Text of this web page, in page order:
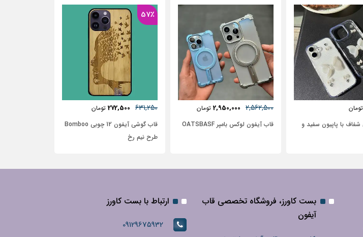
2,562,500
قاب آیفون لوکس بامپر OATSBASF
57٪
631,250
272,500
قاب گوشی آیفون 12 چوبی Bomboo
37٪
481,250
306,250
قاب آیفون آیفون 12 طرح گل آبرنگی
گل آبی با زمینه سفید
بست کاورز، فروشگاه تخصصی قاب
آیفون
ارتباط با بست کاورز
09129675932